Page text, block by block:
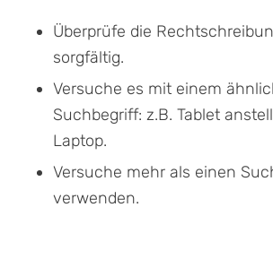
Überprüfe die
sorgfältig.
Versuche es mit einem
Suchbegriff: z.B. Tablet
Laptop.
Versuche mehr als einen
verwenden.